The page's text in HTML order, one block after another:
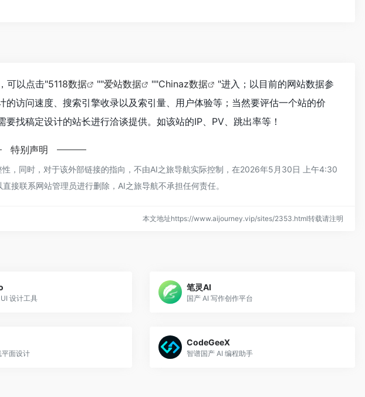
可以点击"5118数据 ""爱站数据 ""Chinaz数据
"进入；以目前的网站数据参
访问速度、搜索引擎收录以及索引量、用户体验等；当然要评估一个站的价
找稿定设计的站长进行洽谈提供。如该站的IP、PV、跳出率等！
特别声明
，同时，对于该外部链接的指向，不由AI之旅导航实际控制，在2026年5月30日 上午4:30
接联系网站管理员进行删除，AI之旅导航不承担任何责任。
本文地址https://www.aijourney.vip/sites/2353.html转载请注明
设计工具
笔灵AI
国产 AI 写作创作平台
平面设计
CodeGeeX
智谱国产 AI 编程助手